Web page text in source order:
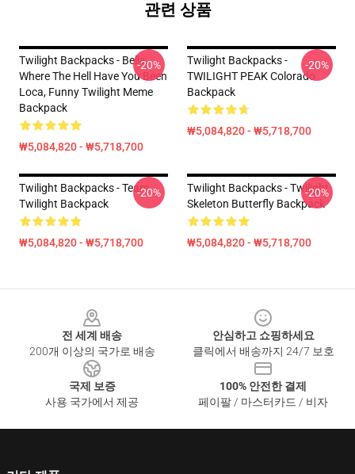
관련 상품
Twilight Backpacks - Bella
Where The Hell Have You Been
Loca, Funny Twilight Meme
Backpack
₩5,084,820 - ₩5,718,700
-20%
Twilight Backpacks -
TWILIGHT PEAK Colorado
Backpack
₩5,084,820 - ₩5,718,700
-20%
Twilight Backpacks - Team
Twilight Backpack
₩5,084,820 - ₩5,718,700
-20%
Twilight Backpacks - Twilight
Skeleton Butterfly Backpack
₩5,084,820 - ₩5,718,700
-20%
전 세계 배송
200개 이상의 국가로 배송
안심하고 쇼핑하세요
클릭에서 배송까지 24/7 보호
국제 보증
사용 국가에서 제공
100% 안전한 결제
페이팔 / 마스터카드 / 비자